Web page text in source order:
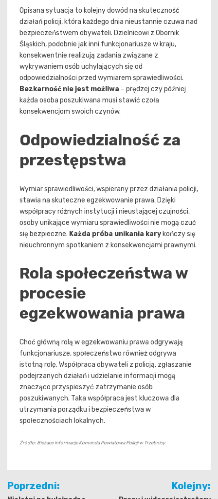
Opisana sytuacja to kolejny dowód na skuteczność
działań policji, która każdego dnia nieustannie czuwa nad
bezpieczeństwem obywateli. Dzielnicowi z Obornik
Śląskich, podobnie jak inni funkcjonariusze w kraju,
konsekwentnie realizują zadania związane z
wykrywaniem osób uchylających się od
odpowiedzialności przed wymiarem sprawiedliwości.
Bezkarność nie jest możliwa – prędzej czy później
każda osoba poszukiwana musi stawić czoła
konsekwencjom swoich czynów.
Odpowiedzialność za
przestępstwa
Wymiar sprawiedliwości, wspierany przez działania policji,
stawia na skuteczne egzekwowanie prawa. Dzięki
współpracy różnych instytucji i nieustającej czujności,
osoby unikające wymiaru sprawiedliwości nie mogą czuć
się bezpieczne. Każda próba unikania kary kończy się
nieuchronnym spotkaniem z konsekwencjami prawnymi.
Rola społeczeństwa w
procesie
egzekwowania prawa
Choć główną rolą w egzekwowaniu prawa odgrywają
funkcjonariusze, społeczeństwo również odgrywa
istotną rolę. Współpraca obywateli z policją, zgłaszanie
podejrzanych działań i udzielanie informacji mogą
znacząco przyspieszyć zatrzymanie osób
poszukiwanych. Taka współpraca jest kluczowa dla
utrzymania porządku i bezpieczeństwa w
społecznościach lokalnych.
Źródło: Bieżące informacje Komenda Powiatowa Policji w Trzebnicy
Nawigacja
Poprzedni: Kolejny: